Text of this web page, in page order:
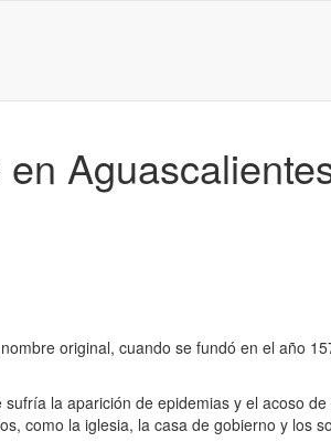
original, cuando se fundó en el año
sufría la aparición de epidemias y el acoso
como la iglesia, la casa de gobierno y